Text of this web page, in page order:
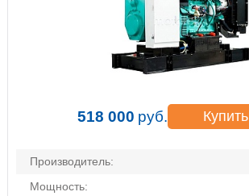
518 000 руб. Купить
Производитель:
Мощность: